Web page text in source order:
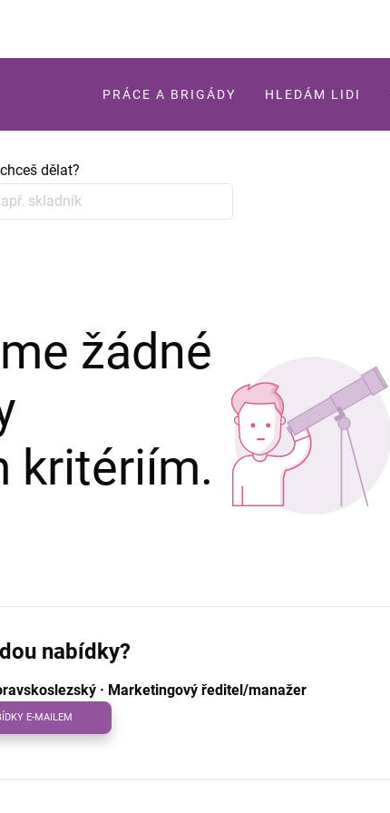
PRÁCE A BRIGÁDY HLEDÁM LIDI
dělat?
žádné
kritériím.
nabídky?
· Marketingový ředitel/manažer
E-MAILEM